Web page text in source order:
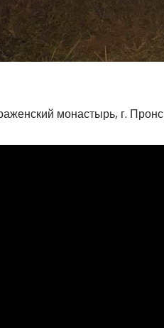
монастырь, г.